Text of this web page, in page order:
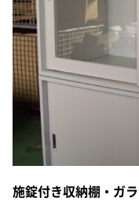
施錠付き収納棚・ガ